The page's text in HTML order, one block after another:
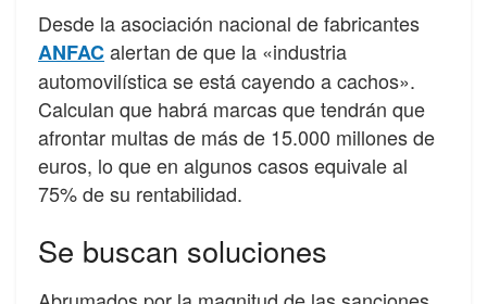
Desde la asociación nacional de fabricantes
ANFACalertan de que la «industria
automovilística se está cayendo a cachos».
Calculan que habrá marcas que tendrán que
afrontar multas de más de 15.000 millones de
euros, lo que en algunos casos equivale al
75% de su rentabilidad.
Se buscan soluciones